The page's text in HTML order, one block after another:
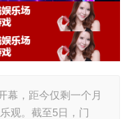
幕，距今仅剩一个月
观。截至5日，门